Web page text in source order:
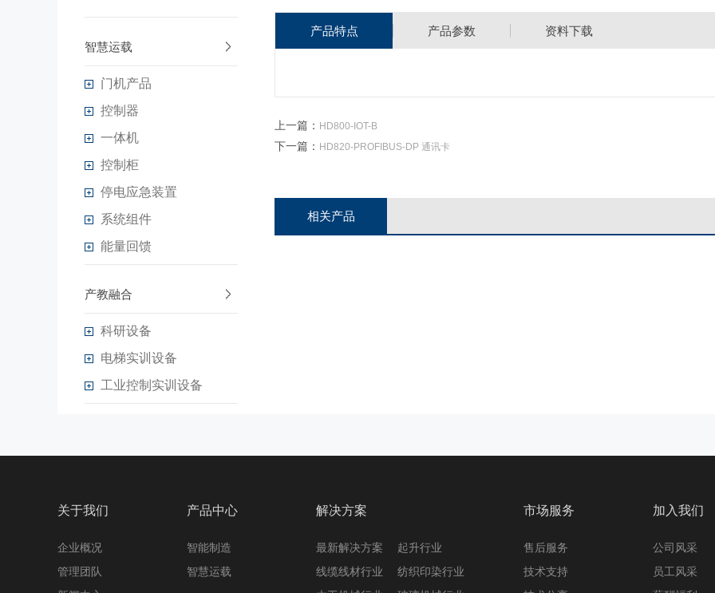
智慧运载
门机产品
控制器
一体机
控制柜
停电应急装置
系统组件
能量回馈
产教融合
科研设备
电梯实训设备
工业控制实训设备
产品特点 产品参数 资料下载
上一篇： HD800-IOT-B
下一篇： HD820-PROFIBUS-DP 通讯卡
相关产品
关于我们
企业概况
管理团队
产品中心
智能制造
智慧运载
解决方案
最新解决方案
起升行业
线缆线材行业
纺织印染行业
市场服务
售后服务
技术支持
加入我们
公司风采
员工风采